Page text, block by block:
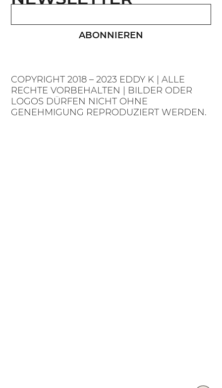
COPYRIGHT 2018 – 2023 EDDY K | ALLE
RECHTE VORBEHALTEN | BILDER ODER
LOGOS DÜRFEN NICHT OHNE
GENEHMIGUNG REPRODUZIERT WERDEN.
ABONNIEREN